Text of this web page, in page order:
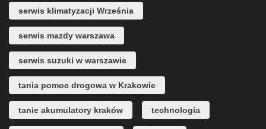
serwis klimatyzacji Września
serwis mazdy warszawa
serwis suzuki w warszawie
tania pomoc drogowa w Krakowie
tanie akumulatory kraków technologia